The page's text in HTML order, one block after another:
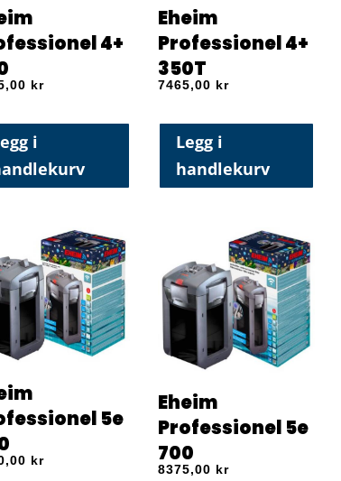
4+
kr
i
Eheim
Professionel 4+
350T
7465,00 kr
Legg i
handlekurv
5e
kr
Eheim
Professionel 5e
700
8375,00 kr